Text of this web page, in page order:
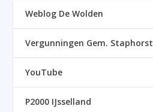
Weblog De Wolden
Vergunningen Gem. Staphorst
YouTube
P2000 IJsselland